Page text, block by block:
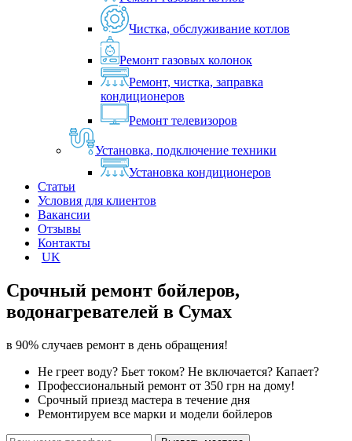
Чистка, обслуживание котлов
Ремонт газовых колонок
Ремонт, чистка, заправка
кондиционеров
Ремонт телевизоров
Установка, подключение техники
Установка кондиционеров
Статьи
Условия для клиентов
Вакансии
Отзывы
Контакты
UK
Срочный ремонт бойлеров,
водонагревателей в Сумах
в 90% случаев ремонт в день обращения!
Не греет воду? Бьет током? Не включается? Капает?
Профессиональный ремонт от 350 грн на дому!
Срочный приезд мастера в течение дня
Ремонтируем все марки и модели бойлеров